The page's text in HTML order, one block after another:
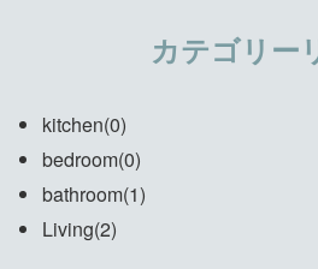
カテゴリー
kitchen(0)
bedroom(0)
bathroom(1)
Living(2)